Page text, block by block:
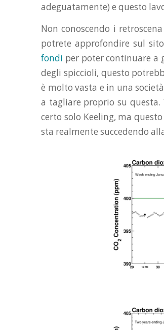
adeguatamente) e questo
Non conoscendo i
potrete approfondire sul
fondi per poter continuare a
degli spiccioli, questo
è molto vasta e in una
a tagliare proprio su questa.
certo solo Keeling, ma
sta realmente succedendo